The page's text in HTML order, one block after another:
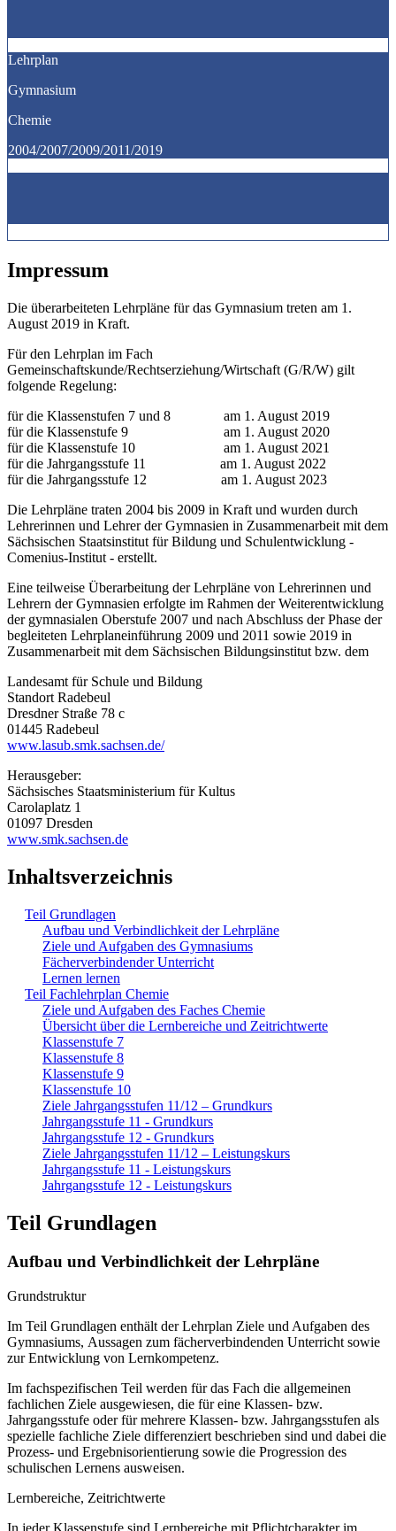
Lehrplan
Gymnasium
Chemie
2004/2007/2009/2011/2019
Impressum
Die überarbeiteten Lehrpläne für das Gymnasium treten am 1.
August 2019 in Kraft.
Für den Lehrplan im Fach
Gemeinschaftskunde/Rechtserziehung/Wirtschaft (G/R/W) gilt
folgende Regelung:
für die Klassenstufen 7 und 8 am 1. August 2019
für die Klassenstufe 9 am 1. August 2020
für die Klassenstufe 10 am 1. August 2021
für die Jahrgangsstufe 11 am 1. August 2022
für die Jahrgangsstufe 12 am 1. August 2023
Die Lehrpläne traten 2004 bis 2009 in Kraft und wurden durch
Lehrerinnen und Lehrer der Gymnasien in Zusammenarbeit mit dem
Sächsischen Staatsinstitut für Bildung und Schulentwicklung -
Comenius-Institut - erstellt.
Eine teilweise Überarbeitung der Lehrpläne von Lehrerinnen und
Lehrern der Gymnasien erfolgte im Rahmen der Weiterentwicklung
der gymnasialen Oberstufe 2007 und nach Abschluss der Phase der
begleiteten Lehrplaneinführung 2009 und 2011 sowie 2019 in
Zusammenarbeit mit dem Sächsischen Bildungsinstitut bzw. dem
Landesamt für Schule und Bildung
Standort Radebeul
Dresdner Straße 78 c
01445 Radebeul
www.lasub.smk.sachsen.de/
Herausgeber:
Sächsisches Staatsministerium für Kultus
Carolaplatz 1
01097 Dresden
www.smk.sachsen.de
Inhaltsverzeichnis
Teil Grundlagen
Aufbau und Verbindlichkeit der Lehrpläne
Ziele und Aufgaben des Gymnasiums
Fächerverbindender Unterricht
Lernen lernen
Teil Fachlehrplan Chemie
Ziele und Aufgaben des Faches Chemie
Übersicht über die Lernbereiche und Zeitrichtwerte
Klassenstufe 7
Klassenstufe 8
Klassenstufe 9
Klassenstufe 10
Ziele Jahrgangsstufen 11/12 – Grundkurs
Jahrgangsstufe 11 - Grundkurs
Jahrgangsstufe 12 - Grundkurs
Ziele Jahrgangsstufen 11/12 – Leistungskurs
Jahrgangsstufe 11 - Leistungskurs
Jahrgangsstufe 12 - Leistungskurs
Teil Grundlagen
Aufbau und Verbindlichkeit der Lehrpläne
Grundstruktur
Im Teil Grundlagen enthält der Lehrplan Ziele und Aufgaben des
Gymnasiums, Aussagen zum fächerverbindenden Unterricht sowie
zur Entwicklung von Lernkompetenz.
Im fachspezifischen Teil werden für das Fach die allgemeinen
fachlichen Ziele ausgewiesen, die für eine Klassen- bzw.
Jahrgangsstufe oder für mehrere Klassen- bzw. Jahrgangsstufen als
spezielle fachliche Ziele differenziert beschrieben sind und dabei die
Prozess- und Ergebnisorientierung sowie die Progression des
schulischen Lernens ausweisen.
Lernbereiche, Zeitrichtwerte